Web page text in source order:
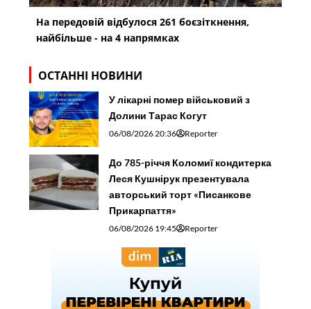
На передовій відбулося 261 боєзіткнення,
найбільше - на 4 напрямках
ОСТАННІ НОВИНИ
У лікарні помер військовий з
Долини Тарас Когут
06/08/2026 20:36 Reporter
До 785-річчя Коломиї кондитерка
Леся Кушнірук презентувала
авторський торт «Писанкове
Прикарпаття»
06/08/2026 19:45 Reporter